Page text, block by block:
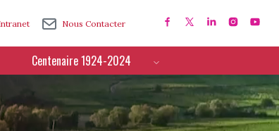
Nous Contacter
Centenaire 1924-2024